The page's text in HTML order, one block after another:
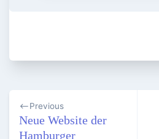
Previous
Neue Website der
Hamburger